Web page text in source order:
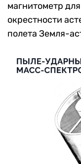
магнитометр
окрестности
полета Земля-